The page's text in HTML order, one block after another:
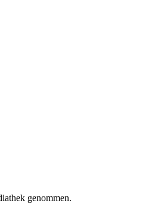
genommen.